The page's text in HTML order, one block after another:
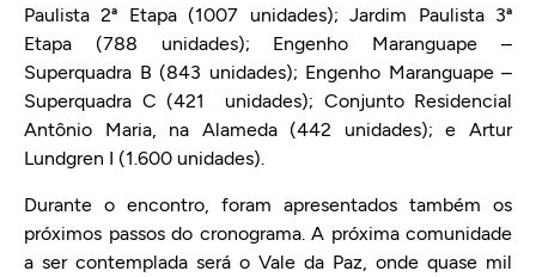
Paulista 2ª Etapa (1007 unidades); Jardim Paulista 3ª
Etapa (788 unidades); Engenho Maranguape –
Superquadra B (843 unidades); Engenho Maranguape –
Superquadra C (421 unidades); Conjunto Residencial
Antônio Maria, na Alameda (442 unidades); e Artur
Lundgren I (1.600 unidades).
Durante o encontro, foram apresentados também os
próximos passos do cronograma. A próxima comunidade
a ser contemplada será o Vale da Paz, onde quase mil